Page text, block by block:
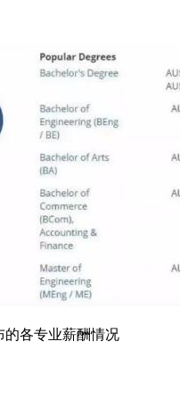
的各专业薪酬情况